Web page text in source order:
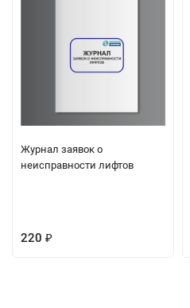
Журнал заявок о
неисправности лифтов
220 ₽